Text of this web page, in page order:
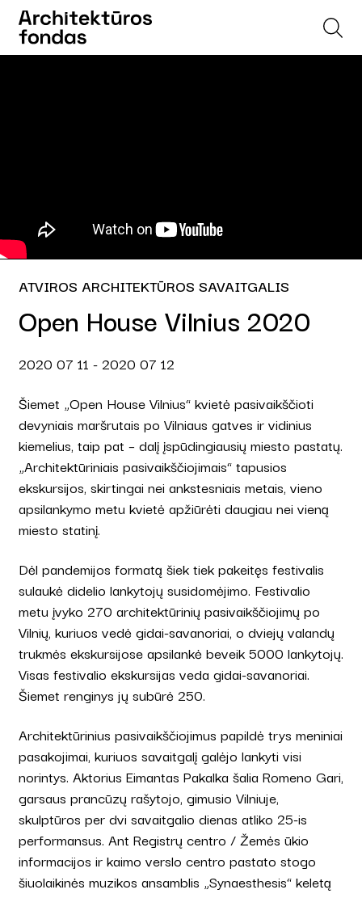
ATVIROS ARCHITEKTŪROS SAVAITGALIS
Open House Vilnius 2020
2020 07 11 - 2020 07 12
Šiemet „Open House Vilnius“ kvietė pasivaikščioti
devyniais maršrutais po Vilniaus gatves ir vidinius
kiemelius, taip pat – dalį įspūdingiausių miesto pastatų.
„Architektūriniais pasivaikščiojimais“ tapusios
ekskursijos, skirtingai nei ankstesniais metais, vieno
apsilankymo metu kvietė apžiūrėti daugiau nei vieną
miesto statinį.
Dėl pandemijos formatą šiek tiek pakeitęs festivalis
sulaukė didelio lankytojų susidomėjimo. Festivalio
metu įvyko 270 architektūrinių pasivaikščiojimų po
Vilnių, kuriuos vedė gidai-savanoriai, o dviejų valandų
trukmės ekskursijose apsilankė beveik 5000 lankytojų.
Visas festivalio ekskursijas veda gidai-savanoriai.
Šiemet renginys jų subūrė 250.
Architektūrinius pasivaikščiojimus papildė trys meniniai
pasakojimai, kuriuos savaitgalį galėjo lankyti visi
norintys. Aktorius Eimantas Pakalka šalia Romeno Gari,
garsaus prancūzų rašytojo, gimusio Vilniuje,
skulptūros per dvi savaitgalio dienas atliko 25-is
performansus. Ant Registrų centro / Žemės ūkio
informacijos ir kaimo verslo centro pastato stogo
šiuolaikinės muzikos ansamblis „Synaesthesis“ keletą